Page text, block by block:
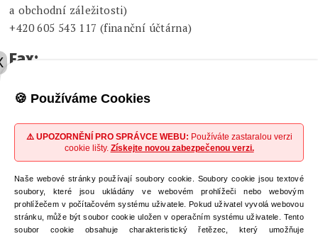
a obchodní záležitosti)
+420 605 543 117 (finanční účtárna)
Fax:
+420 226 015 452
E-mail:
info@betulinines.com (vedení společnosti
a obchodní záležitosti)
sales@betulinines.com (obchodní záležitosti)
invoice@betulinines.com (finanční účtárna)
🍪 Používáme Cookies
⚠️ UPOZORNĚNÍ PRO SPRÁVCE WEBU: Používáte zastaralou verzi
cookie lišty. Získejte novou zabezpečenou verzi.
Naše webové stránky používají soubory cookie. Soubory cookie jsou textové
soubory, které jsou ukládány ve webovém prohlížeči nebo webovým
prohlížečem v počítačovém systému uživatele. Pokud uživatel vyvolá webovou
stránku, může být soubor cookie uložen v operačním systému uživatele. Tento
soubor cookie obsahuje charakteristický řetězec, který umožňuje